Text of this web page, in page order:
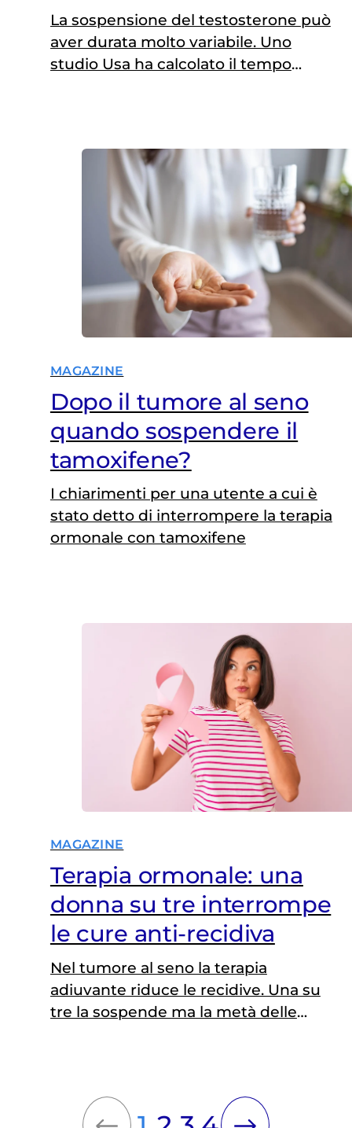
La sospensione del testosterone può
aver durata molto variabile. Uno
studio Usa ha calcolato il tempo
MAGAZINE
Dopo il tumore al seno
quando sospendere il
tamoxifene?
I chiarimenti per una utente a cui è
stato detto di interrompere la terapia
ormonale con tamoxifene
MAGAZINE
Terapia ormonale: una
donna su tre interrompe
le cure anti-recidiva
Nel tumore al seno la terapia
adiuvante riduce le recidive. Una su
tre la sospende ma la metà delle